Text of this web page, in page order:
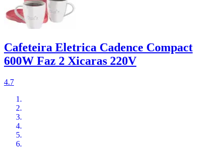
Cafeteira Eletrica Cadence Compact
600W Faz 2 Xicaras 220V
4.7